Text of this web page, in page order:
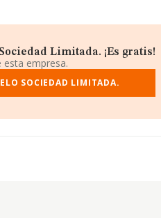
Limitada. ¡Es gratis!
empresa.
SOCIEDAD LIMITADA.